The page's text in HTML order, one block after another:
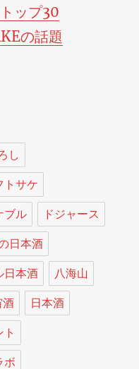
ップ30
の話題
し
トサケ
ブル ドジャース
日本酒
日本酒 八海山
酒 日本酒
ボ